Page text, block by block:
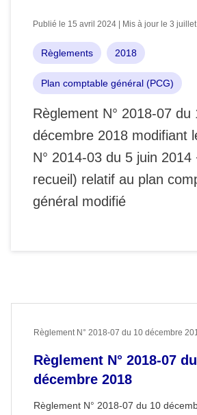
Publié le 15 avril 2024 | Mis à jour le 3
Règlements 2018
Plan comptable général (PCG)
Règlement N° 2018-07 du
décembre 2018 modifiant
N° 2014-03 du 5 juin 2014
recueil) relatif au plan
général modifié
Règlement N° 2018-07
décembre 2018
Règlement N° 2018-07 du 10
Règlement N° 2018-07 du 10 décembre